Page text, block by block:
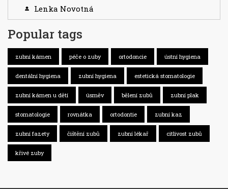
Lenka Novotná
Popular tags
zubní kámen péče o zuby ortodoncie ústní hygiena
dentální hygiena zubní hygiena estetická stomatologie
zubní kámen u dětí úsměv bělení zubů zubní plak
stomatologie rovnátka ortodontie zubní kaz
zubní fazety čištění zubů zubní lékař citlivost zubů
křivé zuby